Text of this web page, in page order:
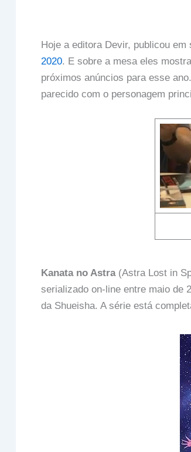
Hoje a editora Devir, publicou
2020. E sobre a mesa eles
próximos anúncios para esse
parecido com o personagem
Kanata no Astra(Astra Lost in
serializado on-line entre maio de
da Shueisha. A série está